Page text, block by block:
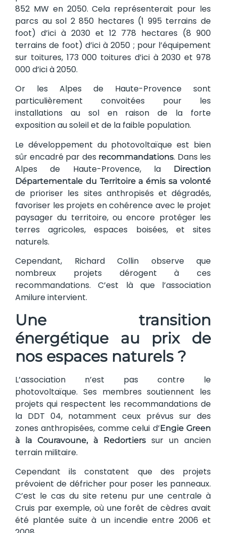
852 MW en 2050. Cela représenterait pour les
parcs au sol 2 850 hectares (1 995 terrains de
foot) d’ici à 2030 et 12 778 hectares (8 900
terrains de foot) d’ici à 2050 ; pour l’équipement
sur toitures, 173 000 toitures d’ici à 2030 et 978
000 d’ici à 2050.
Or les Alpes de Haute-Provence sont
particulièrement convoitées pour les
installations au sol en raison de la forte
exposition au soleil et de la faible population.
Le développement du photovoltaïque est bien
sûr encadré par des recommandations. Dans les
Alpes de Haute-Provence, la
Direction
Départementale du Territoire a émis sa volonté
de prioriser les sites anthropisés et dégradés,
favoriser les projets en cohérence avec le projet
paysager du territoire, ou encore protéger les
terres agricoles, espaces boisées, et sites
naturels.
Cependant, Richard Collin observe que
nombreux projets dérogent à ces
recommandations. C’est là que l’association
Amilure intervient.
Une transition
énergétique au prix de
nos espaces naturels ?
L’association n’est pas contre le
photovoltaïque. Ses membres soutiennent les
projets qui respectent les recommandations de
la DDT 04, notamment ceux prévus sur des
zones anthropisées, comme celui d’Engie Green
à la Couravoune, à Redortiers sur un ancien
terrain militaire.
Cependant ils constatent que des projets
prévoient de défricher pour poser les panneaux.
C’est le cas du site retenu pur une centrale à
Cruis par exemple, où une forêt de cèdres avait
été plantée suite à un incendie entre 2006 et